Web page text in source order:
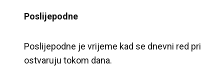
Poslijepodne
Poslijepodne je vrijeme kad se dnevni red
ostvaruju tokom dana.